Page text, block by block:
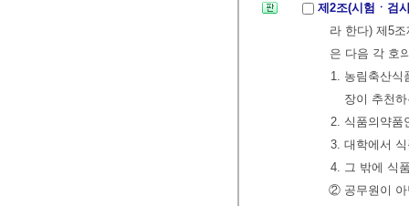
제2조(시험ㆍ검
라 한다) 제5
은 다음 각 호
1. 농림축산식
장이 추천
2. 식품의약품
3. 대학에서
4. 그 밖에 식
② 공무원이 아